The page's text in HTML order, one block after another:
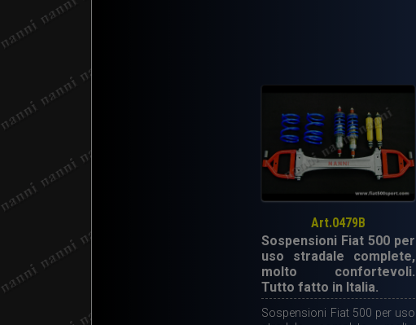
Art.0479B
Sospensioni Fiat 500 per
uso stradale complete,
molto confortevoli.
Tutto fatto in Italia.
Sospensioni Fiat 500 per uso